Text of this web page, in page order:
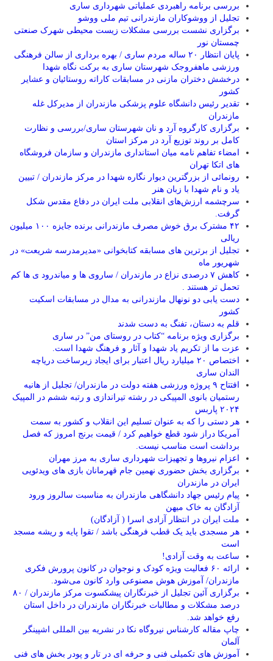
بررسی برنامه راهبردی عملیاتی شهرداری ساری
تجلیل از ووشوکاران مازندرانی تیم ملی ووشو
برگزاری نشست بررسی مشکلات زیست محیطی شهرک صنعتی
چمستان نور
پایان انتظار ۲۰ ساله مردم ساری / بهره برداری از سالن فرهنگی
ورزشی ماهفروجک شهرستان ساری به برکت نگاه شهدا
درخشش دختران مازنی در مسابقات کاراته روستائیان و عشایر
کشور
تقدیر رئیس دانشگاه علوم پزشکی مازندران از مدیرکل غله
مازندران
برگزاری کارگروه آرد و نان شهرستان ساری/بررسی و نظارت
کامل بر روند توزیع آرد در مرکز استان
امضاء تفاهم نامه میان استانداری مازندران و سازمان فروشگاه
های اتکا تهران
رونمائی از بزرگترین دیوار نگاره شهدا در مرکز مازندران / تبیین
یاد و نام شهدا با زبان هنر
سرچشمه ارزش‌های انقلابی ملت ایران در دفاع مقدس شکل
گرفت.
۴۲ مشترک برق خوش مصرف مازندرانی برنده جایزه ۱۰۰ میلیون
ریالی
تجلیل از برترین های مسابقه کتابخوانی «مدیرمدرسه شریعت» در
شهریور ماه
کاهش ۷ درصدی نزاع در مازندران / ساروی ها و میاندرود ی ها کم
تحمل تر هستند‌ .
دست یابی دو نونهال مازندرانی به مدال در مسابقات اسکیت
کشور
قلم به دستان، تفنگ به دست شدند
برگزاری ویژه برنامه “کتاب در روستای من” در ساری
عزت ما از تکریم یاد شهدا و آثار و فرهنگ شهدا است.
اختصاص ۲۰ میلیارد ریال اعتبار برای ایجاد زیرساخت دریاچه
الندان ساری
افتتاح ۹ پروژه ورزشی هفته دولت در مازندران/ تجلیل از هانیه
رستمیان بانوی المپیکی در رشته تیراندازی و رتبه ششم در المپیک
۲۰۲۴ پاربس
هر دستی را که به عنوان تسلیم این انقلاب و کشور به سمت
آمريکا دراز شود قطع خواهیم کرد / قیمت برنج امروز که فصل
برداشت است مناسب نیست.
اعزام نیروها و تجهیزات شهرداری ساری به مرز مهران
برگزاری بخش حضوری نهمین جام قهرمانان بازی های ویدئویی
ایران در مازندران
پیام رئیس جهاد دانشگاهی مازندران به مناسبت سالروز ورود
آزادگان به خاک میهن
ملت ایران در انتظار آزادی اسرا ( آزادگان)
هر مسجدی باید یک قطب فرهنگی باشد / تقوا پایه و ریشه مسجد
است
ساعت به وقت آزادی!
ارائه ۶۰ فعالیت ویژه کودک و نوجوان در کانون پرورش فکری
مازندران/ آموزش هوش مصنوعی وارد کانون می‌شود.
برگزاری آئین تجلیل از خبرنگاران پیشکسوت مرکز مازندران / ۸۰
درصد مشکلات و مطالبات خبرنگاران مازندران در داخل استان
رفع خواهد شد.
چاپ مقاله کارشناس نيروگاه نكا در نشریه بین المللی اشپینگر
آلمان
آموزش های تکمیلی فنی و حرفه ای در تار و پودر بخش های فنی